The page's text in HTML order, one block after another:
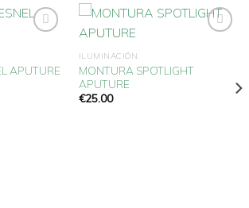
Añadir
APUTURE
ILUMINACIÓN
MONTURA SPOTLIGHT
APUTURE
€25.00